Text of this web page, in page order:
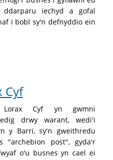
iechyd a gofal
i bobl sy'n defnyddio ein
Cyf
Lorax Cyf yn gwmni
drwy warant, wedi'i
y Barri, sy'n gweithredu
"archebion post", gyda'r
o'u busnes yn cael ei